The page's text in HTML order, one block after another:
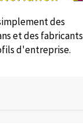
des
et des fabricants
d'entreprise.